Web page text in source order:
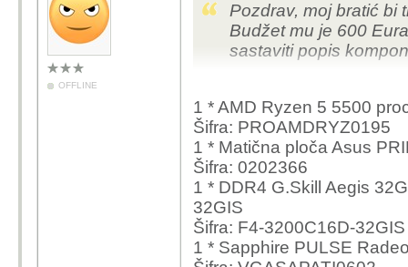
OFFLINE
Pozdrav, moj bratić bi
Budžet mu je 600
sastaviti popis
1 * AMD Ryzen 5 5500
Šifra: PROAMDRYZ0195
1 * Matična ploča Asus
Šifra: 0202366
1 * DDR4 G.Skill Aegis
32GIS
Šifra: F4-3200C16D-32GIS
1 * Sapphire PULSE